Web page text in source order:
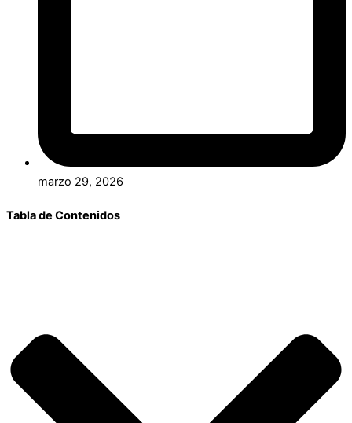
marzo 29, 2026
Tabla de Contenidos